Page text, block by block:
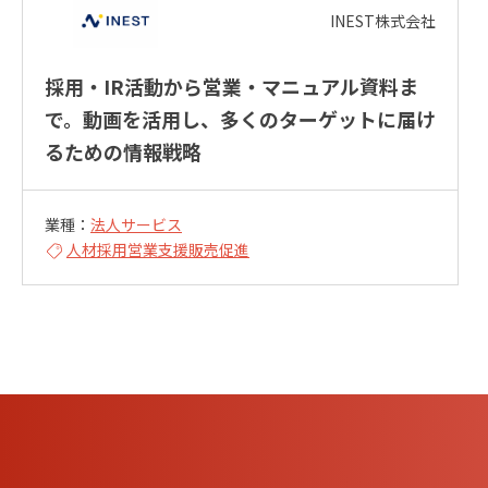
INEST株式会社
採用・IR活動から営業・マニュアル資料ま
で。動画を活用し、多くのターゲットに届け
るための情報戦略
業種： 法人サービス
人材採用営業支援販売促進